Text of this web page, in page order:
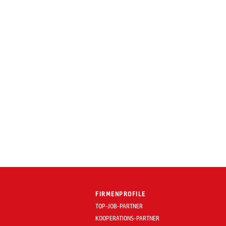
FIRMENPROFILE
TOP-JOB-PARTNER
KOOPERATIONS-PARTNER